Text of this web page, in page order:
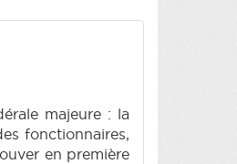
majeure : la
fonctionnaires,
en première